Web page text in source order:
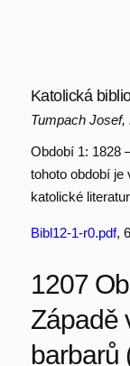
Katolická
Tumpach Josef,
Období 1: 1828
tohoto období je
katolické
Bibl12-1-r0.pdf,
1207
Západě
barbarů